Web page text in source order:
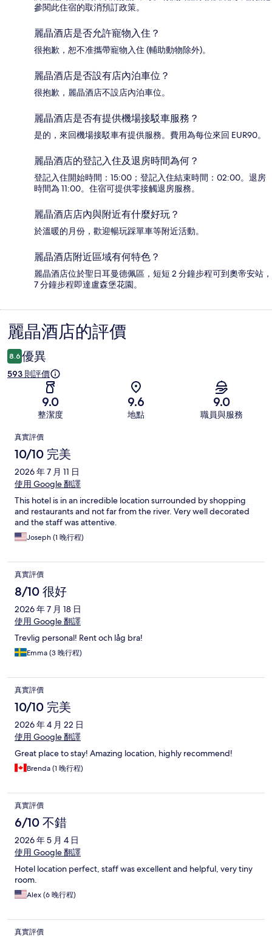
參閱此住宿的取消預訂政策。
麗晶酒店是否允許寵物入住？
很抱歉，恕不准攜帶寵物入住 (輔助動物除外)。
麗晶酒店是否設有店內泊車位？
很抱歉，麗晶酒店不設店內泊車位。
麗晶酒店是否有提供機場接駁車服務？
是的，來回機場接駁車有提供服務。費用為每位來回 EUR90。
麗晶酒店的登記入住及退房時間為何？
登記入住開始時間：15:00；登記入住結束時間：02:00。退房
時間為 11:00。住宿可提供零接觸退房服務。
麗晶酒店店內與附近有什麼好玩？
於溫暖的月份，歡迎暢玩踩單車等附近活動。
麗晶酒店附近區域有何特色？
麗晶酒店位於聖日耳曼德佩區，短短 2 分鐘步程可到奧帝安站，
7 分鐘步程即達盧森堡花園。
評
價
麗晶酒店的評價
8.6 優異
593 則評價
9.0
整潔度
9.6
地點
9.0
職員與服務
評
價
真實評價
10/10 完美
2026 年 7 月 11 日
使用 Google 翻譯
This hotel is in an incredible location surrounded by shopping
and restaurants and not far from the river. Very well decorated
and the staff was attentive.
Joseph (1 晚行程)
真實評價
8/10 很好
2026 年 7 月 18 日
使用 Google 翻譯
Trevlig personal! Rent och låg bra!
Emma (3 晚行程)
真實評價
10/10 完美
2026 年 4 月 22 日
使用 Google 翻譯
Great place to stay! Amazing location, highly recommend!
Brenda (1 晚行程)
真實評價
6/10 不錯
2026 年 5 月 4 日
使用 Google 翻譯
Hotel location perfect, staff was excellent and helpful, very tiny
room.
Alex (6 晚行程)
真實評價